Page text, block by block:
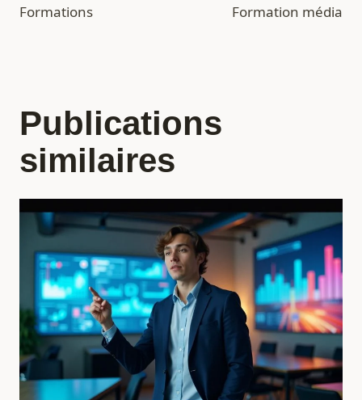
Formations
Formation média
Publications
similaires